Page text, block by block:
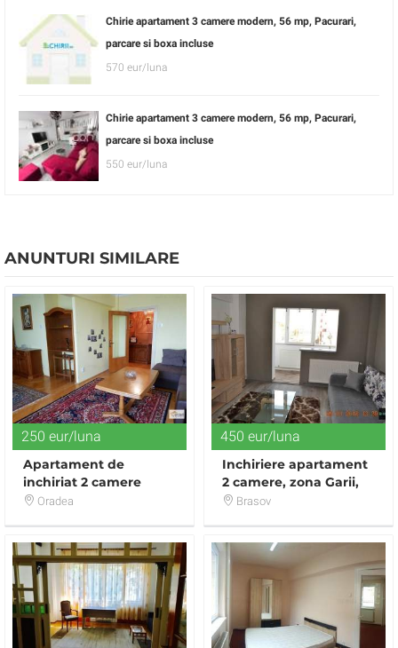
Chirie apartament 3 camere modern, 56 mp, Pacurari,
parcare si boxa incluse
570 eur/luna
Chirie apartament 3 camere modern, 56 mp, Pacurari,
parcare si boxa incluse
550 eur/luna
ANUNTURI SIMILARE
250 eur/luna
Apartament de
inchiriat 2 camere
Oradea
450 eur/luna
Inchiriere apartament
2 camere, zona Garii,
Brasov
Brasov